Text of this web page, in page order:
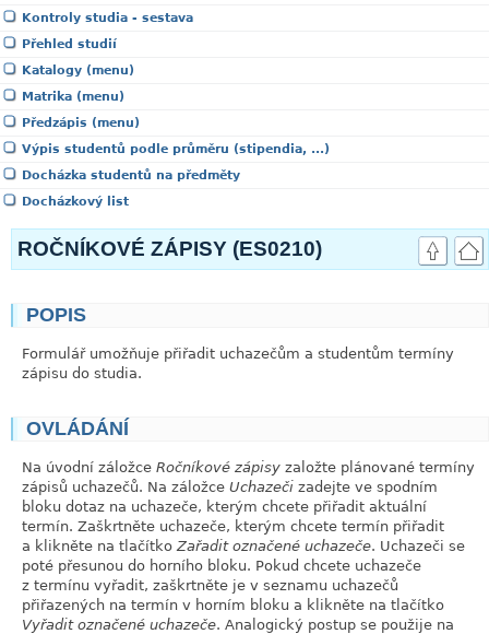
Kontroly studia - sestava
Přehled studií
Katalogy (menu)
Matrika (menu)
Předzápis (menu)
Výpis studentů podle průměru (stipendia, ...)
Docházka studentů na předměty
Docházkový list
ROČNÍKOVÉ ZÁPISY (ES0210)
POPIS
Formulář umožňuje přiřadit uchazečům a studentům termíny
zápisu do studia.
OVLÁDÁNÍ
Na úvodní záložce Ročníkové zápisy založte plánované termíny
zápisů uchazečů. Na záložce Uchazeči zadejte ve spodním
bloku dotaz na uchazeče, kterým chcete přiřadit aktuální
termín. Zaškrtněte uchazeče, kterým chcete termín přiřadit
a klikněte na tlačítkoZařadit označené uchazeče. Uchazeči se
poté přesunou do horního bloku. Pokud chcete uchazeče
z termínu vyřadit, zaškrtněte je v seznamu uchazečů
přiřazených na termín v horním bloku a klikněte na tlačítko
Vyřadit označené uchazeče. Analogický postup se použije na